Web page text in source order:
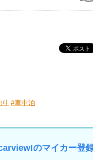
#車中泊
のマイカー登